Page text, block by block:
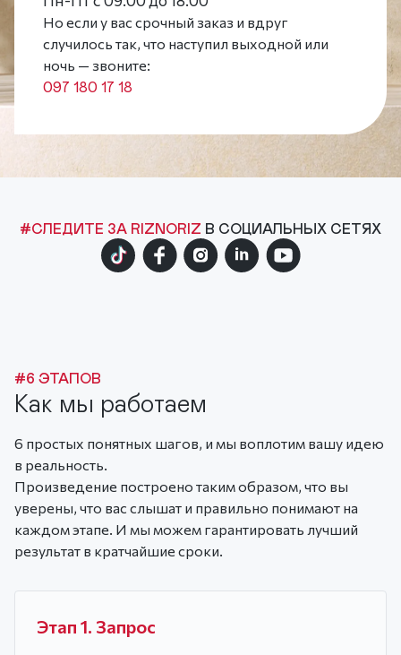
Но если у вас срочный заказ и вдруг
случилось так, что наступил выходной или
ночь — звоните:
097 180 17 18
#СЛЕДИТЕ ЗА RIZNORIZ В СОЦИАЛЬНЫХ СЕТЯХ
#6 ЭТАПОВ
Как мы работаем
6 простых понятных шагов, и мы воплотим вашу идею
в реальность.
Произведение построено таким образом, что вы
уверены, что вас слышат и правильно понимают на
каждом этапе. И мы можем гарантировать лучший
результат в кратчайшие сроки.
Этап 1. Запрос